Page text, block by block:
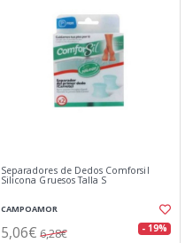
Separadores de Dedos Comforsil
Silicona Gruesos Talla S
CAMPOAMOR
5,06€ 6,28€ - 19%